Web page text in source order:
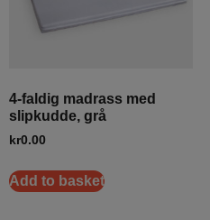
4-faldig madrass med
slipkudde, grå
kr0.00
Add to basket